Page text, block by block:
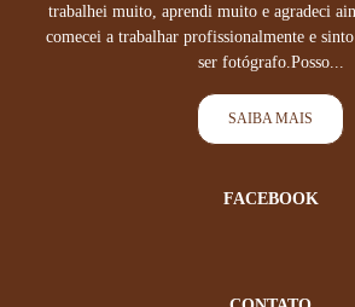
trabalhei muito, aprendi muito e agradeci
comecei a trabalhar profissionalmente e
ser fotógrafo.Posso...
SAIBA MAIS
FACEBOOK